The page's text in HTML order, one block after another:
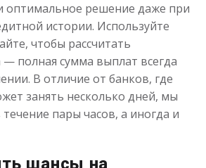
оптимальное решение даже при
истории. Используйте
чтобы рассчитать
полная сумма выплат всегда
В отличие от банков, где
занять несколько дней, мы
пары часов, а иногда и
шансы на